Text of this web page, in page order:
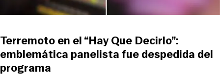
Terremoto en el “Hay Que Decirlo”:
emblemática panelista fue despedida del
programa